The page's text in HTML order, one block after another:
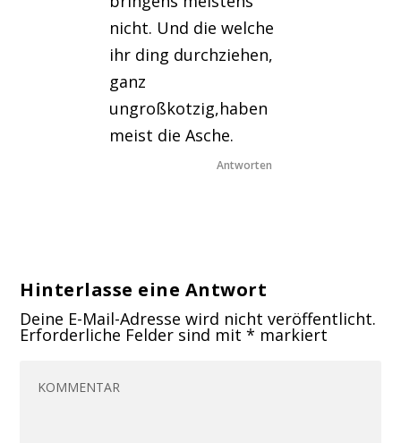
nicht. Und die welche
ihr ding durchziehen,
ganz
ungroßkotzig,haben
meist die Asche.
Antworten
Hinterlasse eine Antwort
Deine E-Mail-Adresse wird nicht veröffentlicht.
Erforderliche Felder sind mit* markiert